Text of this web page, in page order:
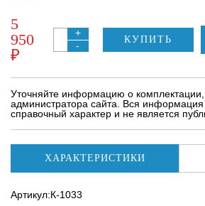
5
950
₽
+
-
КУПИТЬ
Уточняйте информацию о
администратора сайта. Вся информация
справочный характер и не является
ХАРАКТЕРИСТИКИ
Артикул:К-1033